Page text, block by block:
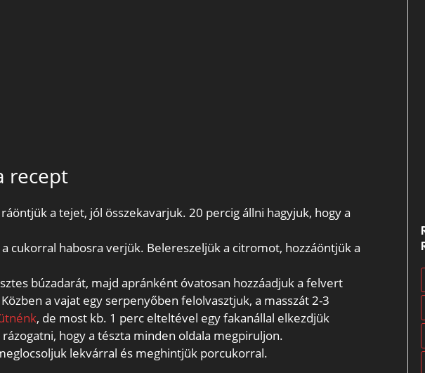
recept
a tejet, jól összekavarjuk. 20 percig állni hagyjuk, hogy a
cukorral habosra verjük. Belereszeljük a citromot, hozzáöntjük a
búzadarát, majd apránként óvatosan hozzáadjuk a felvert
a vajat egy serpenyőben felolvasztjuk, a masszát 2-3
, de most kb. 1 perc elteltével egy fakanállal elkezdjük
hogy a tészta minden oldala megpiruljon.
lekvárral és meghintjük porcukorral.